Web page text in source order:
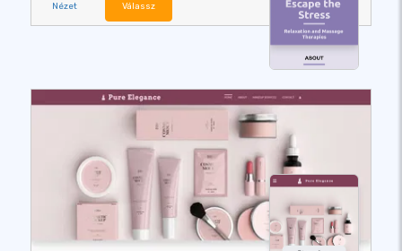
Nézet Válassz